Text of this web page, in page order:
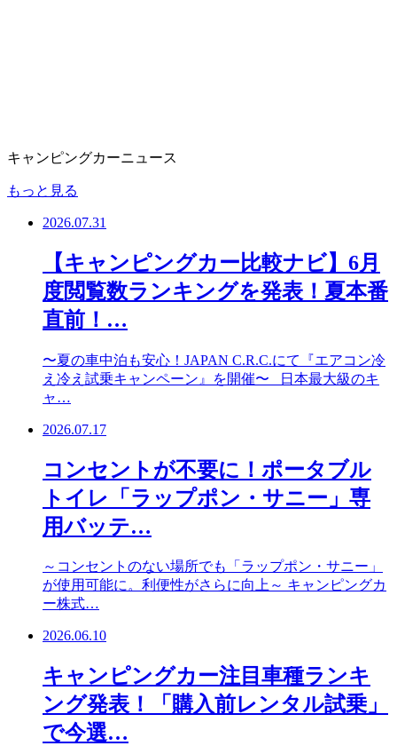
キャンピングカーニュース
もっと見る
2026.07.31
【キャンピングカー比較ナビ】6月
度閲覧数ランキングを発表！夏本番
直前！…
〜夏の車中泊も安心！JAPAN C.R.C.にて『エアコン冷
え冷え試乗キャンペーン』を開催〜 日本最大級のキ
ャ…
2026.07.17
コンセントが不要に！ポータブル
トイレ「ラップポン・サニー」専
用バッテ…
～コンセントのない場所でも「ラップポン・サニー」
が使用可能に。利便性がさらに向上～ キャンピングカ
ー株式…
2026.06.10
キャンピングカー注目車種ランキ
ング発表！「購入前レンタル試乗」
で今選…